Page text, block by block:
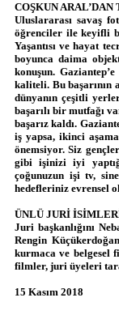
COŞKUN
Uluslararası savaş
öğrenciler ile keyifli
Yaşantısı ve hayat
boyunca daima
konuşun.
kaliteli. Bu başarının
dünyanın çeşitli
başarılı bir mutfağı
başarız kaldı.
iş yapsa, ikinci
önemsiyor. Siz
gibi işinizi iyi
çoğunuzun işi tv,
hedefleriniz evrensel
ÜNLÜ JURİ
Juri başkanlığını
Rengin
kurmaca ve belgesel
filmler, juri üyeleri
15 Kasım 2018